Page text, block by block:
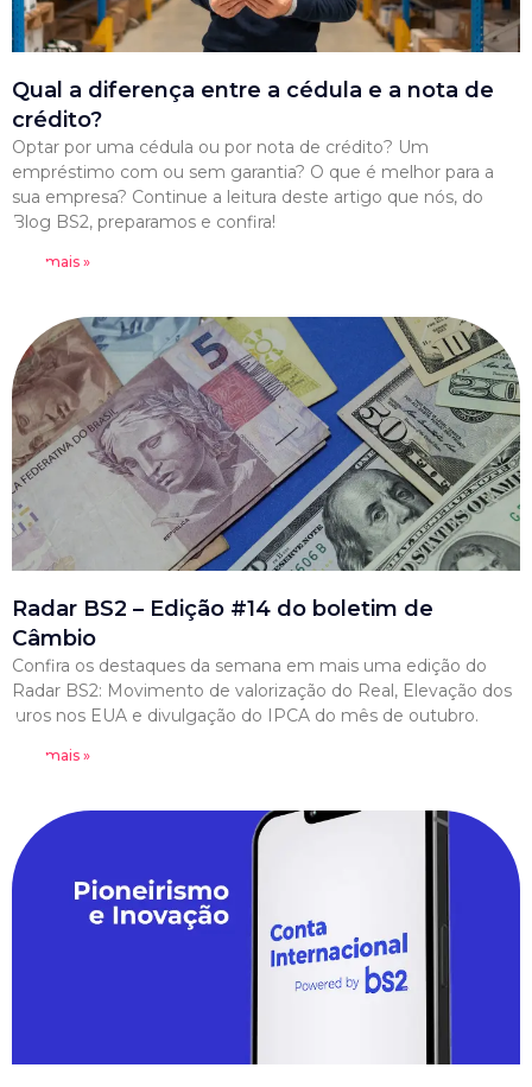
Qual a diferença entre a cédula e a nota de
crédito?
Optar por uma cédula ou por nota de crédito? Um
empréstimo com ou sem garantia? O que é melhor para a
sua empresa? Continue a leitura deste artigo que nós, do
Blog BS2, preparamos e confira!
Leia mais »
Radar BS2 – Edição #14 do boletim de
Câmbio
Confira os destaques da semana em mais uma edição do
Radar BS2: Movimento de valorização do Real, Elevação dos
juros nos EUA e divulgação do IPCA do mês de outubro.
Leia mais »